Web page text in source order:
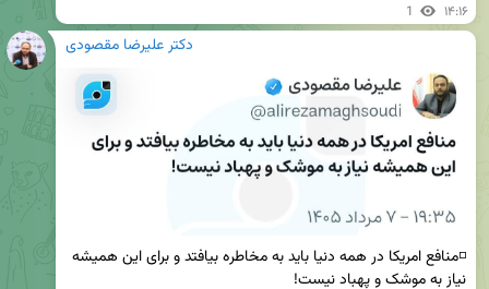
1 ۱۴:۱۶
دکتر علیرضا مقصودی